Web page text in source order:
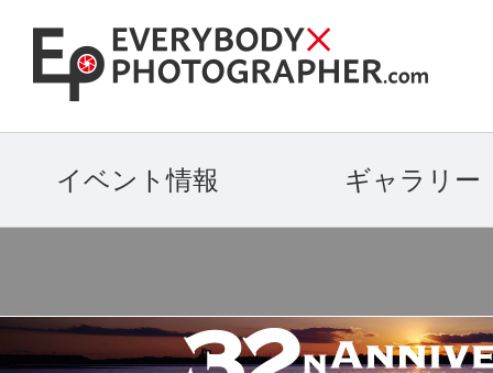
イベント情報 ギャラリー